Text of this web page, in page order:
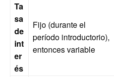
Ta
sa
de
int
er
és
Fijo (durante el
período introductorio),
entonces variable